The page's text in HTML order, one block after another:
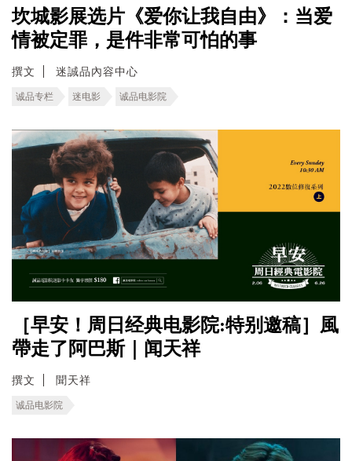
坎城影展选片《爱你让我自由》：当爱
情被定罪，是件非常可怕的事
撰文 迷誠品內容中心
诚品专栏 迷电影 诚品电影院
［早安！周日经典电影院:特别邀稿］風
帶走了阿巴斯｜闻天祥
撰文 聞天祥
诚品电影院